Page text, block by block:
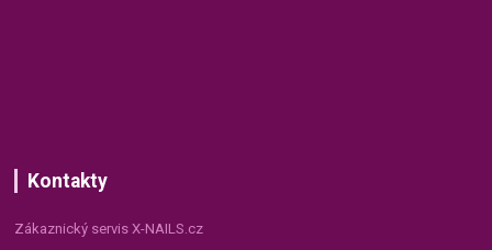
Kontakty
Zákaznický servis X-NAILS.cz